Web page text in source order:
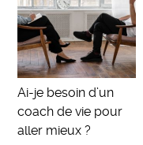
Ai-je besoin d’un
coach de vie pour
aller mieux ?